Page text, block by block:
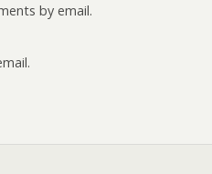
by email.